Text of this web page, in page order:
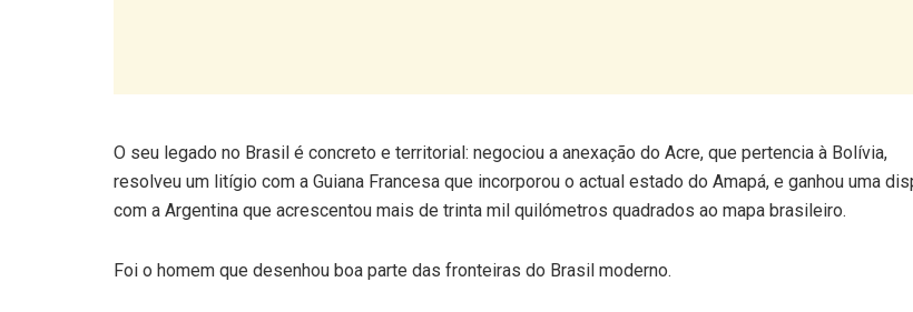
com a Argentina que acrescentou mais de trinta mil quilómetros quadrados ao mapa brasileiro.
Foi o homem que desenhou boa parte das fronteiras do Brasil moderno.
Em Portugal, a razão do afecto era outra. Quando a República foi proclamada em outubro de 1910 — num